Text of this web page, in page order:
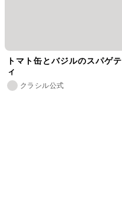
トマト缶とバジルのスパゲテ
ィ
クラシル公式